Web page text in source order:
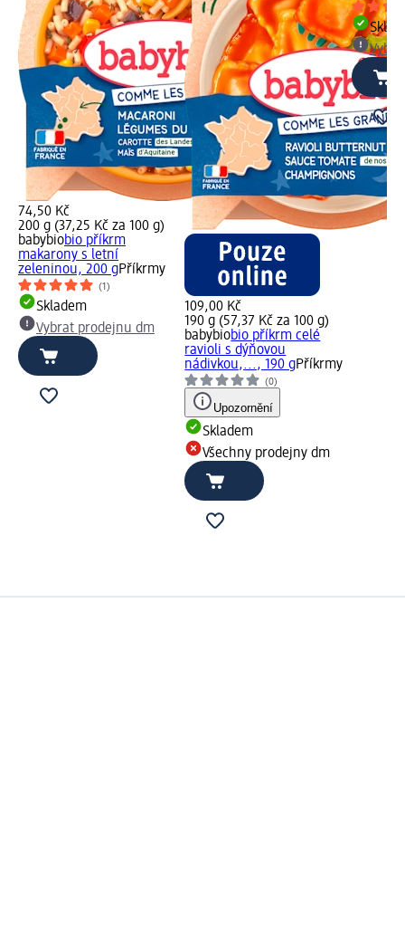
74,50 Kč
200 g (37,25 Kč za 100 g)
babybiobio příkrm
makarony s letní
zeleninou, 200 gPříkrmy
(1)
Skladem
Vybrat prodejnu dm
109,00 Kč
190 g (57,37 Kč za 100 g)
babybiobio příkrm celé
ravioli s dýňovou
nádivkou,..., 190 gPříkrmy
(0)
Upozornění
Skladem
Všechny prodejny dm